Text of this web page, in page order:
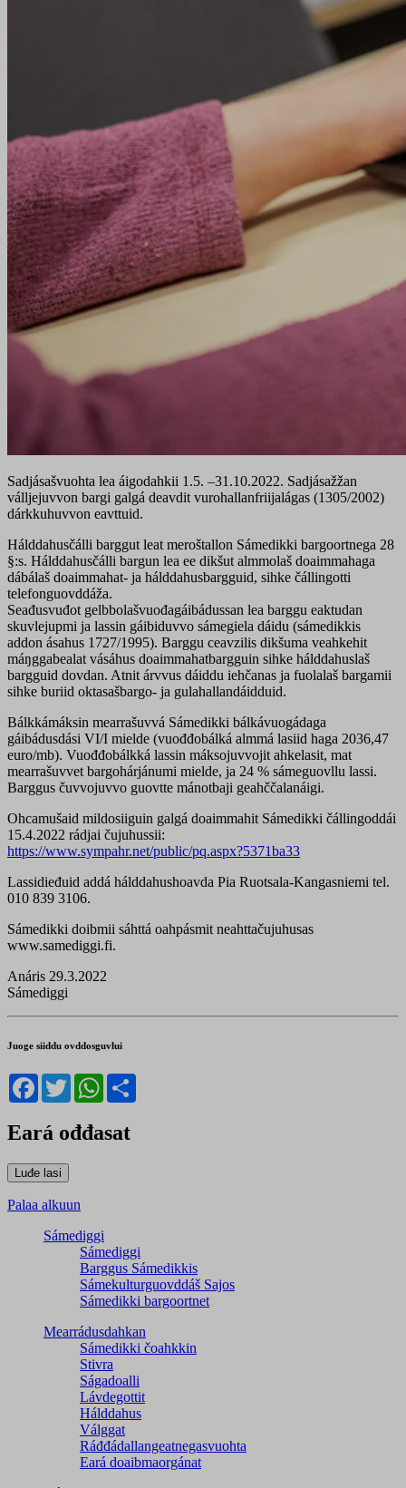
Sadjásašvuohta lea áigodahkii 1.5. –31.10.2022. Sadjásažžan
válljejuvvon bargi galgá deavdit vurohallanfriijalágas (1305/2002)
dárkkuhuvvon eavttuid.
Hálddahusčálli barggut leat meroštallon Sámedikki bargoortnega 28
§:s. Hálddahusčálli bargun lea ee dikšut almmolaš doaimmahaga
dábálaš doaimmahat- ja hálddahusbargguid, sihke čállingotti
telefonguovddáža.
Seađusvuđot gelbbolašvuođagáibádussan lea barggu eaktudan
skuvlejupmi ja lassin gáibiduvvo sámegiela dáidu (sámedikkis
addon ásahus 1727/1995). Barggu ceavzilis dikšuma veahkehit
máŋggabealat vásáhus doaimmahatbargguin sihke hálddahuslaš
bargguid dovdan. Atnit árvvus dáiddu iehčanas ja fuolalaš bargamii
sihke buriid oktasašbargo- ja gulahallandáidduid.
Bálkkámáksin mearrašuvvá Sámedikki bálkávuogádaga
gáibádusdási VI/I mielde (vuođđobálká almmá lasiid haga 2036,47
euro/mb). Vuođđobálkká lassin máksojuvvojit ahkelasit, mat
mearrašuvvet bargohárjánumi mielde, ja 24 % sámeguovllu lassi.
Barggus čuvvojuvvo guovtte mánotbaji geahččalanáigi.
Ohcamušaid mildosiiguin galgá doaimmahit Sámedikki čállingoddái
15.4.2022 rádjai čujuhussii:
https://www.sympahr.net/public/pq.aspx?5371ba33
Lassidieđuid addá hálddahushoavda Pia Ruotsala-Kangasniemi tel.
010 839 3106.
Sámedikki doibmii sáhttá oahpásmit neahttačujuhusas
www.samediggi.fi.
Anáris 29.3.2022
Sámediggi
Juoge siiddu ovddosguvlui
Facebook
TwitterWhatsApp
Eará ođđasat
Palaa alkuun
Sámediggi
Sámediggi
Barggus Sámedikkis
Sámekulturguovddáš Sajos
Sámedikki bargoortnet
Mearrádusdahkan
Sámedikki čoahkkin
Stivra
Ságadoalli
Lávdegottit
Hálddahus
Válggat
Ráđđádallangeatnegas­vuohta
Eará doaibmaorgánat